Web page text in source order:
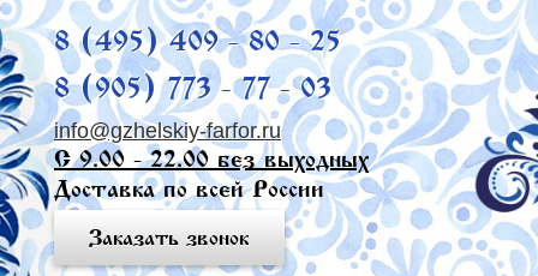
8 (495) 409 - 80 - 25
8 (905) 773 - 77 - 03
info@gzhelskiy-farfor.ru
С 9.00 - 22.00 без выходных
Доставка по всей России
Заказать звонок